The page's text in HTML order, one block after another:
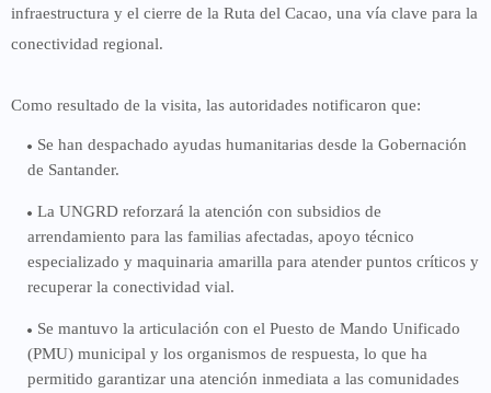
infraestructura y el cierre de la Ruta del Cacao, una vía clave para la
conectividad regional.
Como resultado de la visita, las autoridades notificaron que:
Se han despachado ayudas humanitarias desde la Gobernación
de Santander.
La UNGRD reforzará la atención con subsidios de
arrendamiento para las familias afectadas, apoyo técnico
especializado y maquinaria amarilla para atender puntos críticos y
recuperar la conectividad vial.
Se mantuvo la articulación con el Puesto de Mando Unificado
(PMU) municipal y los organismos de respuesta, lo que ha
permitido garantizar una atención inmediata a las comunidades